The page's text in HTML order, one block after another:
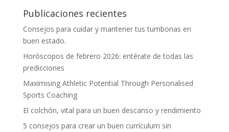
Publicaciones recientes
Consejos para cuidar y mantener tus tumbonas en
buen estado.
Horóscopos de febrero 2026: entérate de todas las
predicciones
Maximising Athletic Potential Through Personalised
Sports Coaching
El colchón, vital para un buen descanso y rendimiento
5 consejos para crear un buen currículum sin